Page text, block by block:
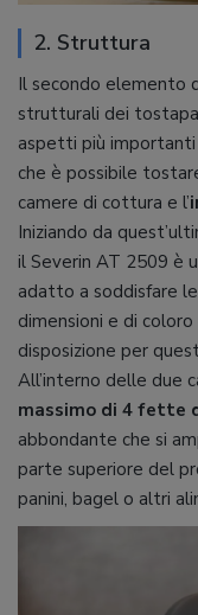
2. Struttura
Il secondo elemento
strutturali dei
aspetti più
che è possibile
camere di cottura e l’
Iniziando da
il Severin AT 2509 è
adatto a soddisfare
dimensioni e di
disposizione per
All’interno delle due
massimo di 4 fette
abbondante che si
parte superiore del
panini, bagel o altri